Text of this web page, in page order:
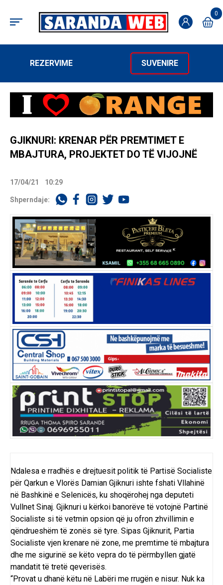
0
REZERVIME SUVENIRE
GJIKNURI: KRENAR PËR PREMTIMET E
MBAJTURA, PROJEKTET DO TË VIJOJNË
17/04/21 10:29
Shperndaje:
Ndalesa e rradhës e drejtuesit politik të Partisë Socialiste
për Qarkun e Vlorës Damian Gjiknuri ishte fshati Vllahinë
në Bashkinë e Selenicës, ku shoqërohej nga deputeti
Vullnet Sinaj. Gjiknuri u kërkoi banorëve të votojnë Partinë
Socialiste si të vetmin opsion që ju ofron zhvillimin e
qëndrueshëm të zonës së tyre. Sipas Gjiknurit, Partia
Socialiste vjen krenare në zone, me premtime të mbajtura
dhe me sigurinë se këto vepra do të përmbyllen gjatë
mandatit të tretë qeverisës.
“Provat u dhanë këtu në Labëri me rrugën e nisur. Nuk ka